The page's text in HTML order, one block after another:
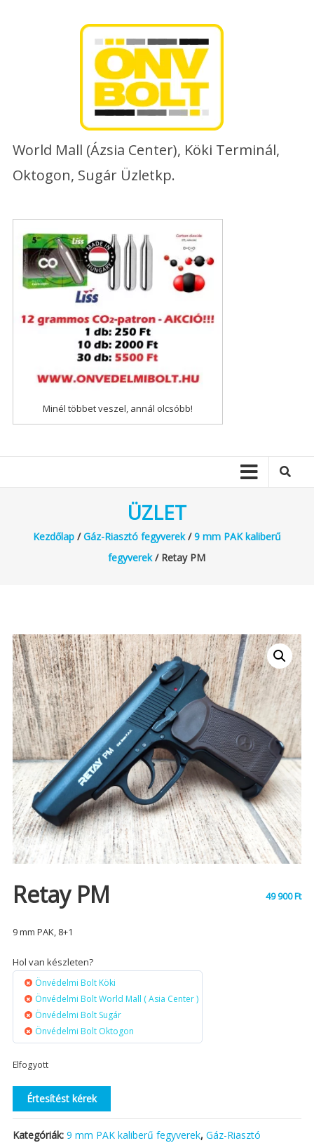
World Mall (Ázsia Center), Köki Terminál,
Oktogon, Sugár Üzletkp.
Minél többet veszel, annál olcsóbb!
ÜZLET
Kezdőlap/Gáz-Riasztó fegyverek/9 mm PAK kaliberű
fegyverek/ Retay PM
Retay PM 49 900Ft
9 mm PAK, 8+1
Hol van készleten?
Önvédelmi Bolt Köki
Önvédelmi Bolt World Mall ( Asia Center )
Önvédelmi Bolt Sugár
Önvédelmi Bolt Oktogon
Elfogyott
Értesítést kérek
Kategóriák: 9 mm PAK kaliberű fegyverek, Gáz-Riasztó